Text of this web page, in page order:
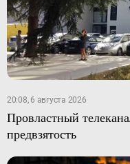
20:08, 6 августа 2026
Провластный
предвзятость